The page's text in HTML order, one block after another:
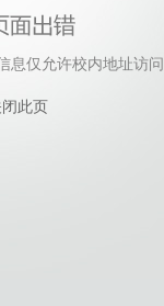
息仅允许校内地址访问
闭此页